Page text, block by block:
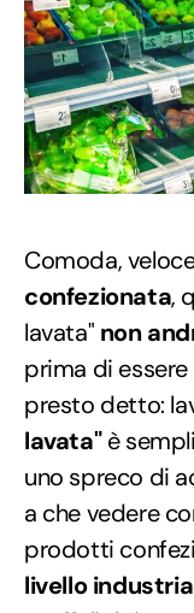
Comoda,
confezionata,
lavata" non
prima di
presto detto:
lavata"è
uno spreco di
a che vedere
prodotti
livello